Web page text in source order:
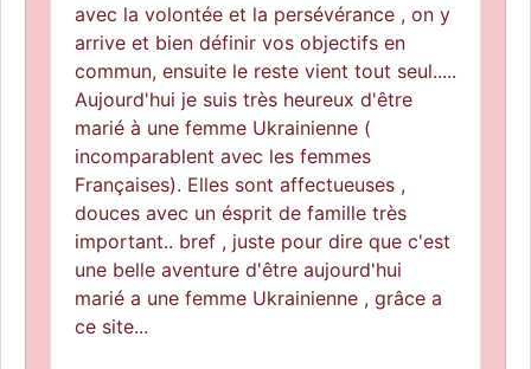
avec la volontée et la persévérance , on y
arrive et bien définir vos objectifs en
commun, ensuite le reste vient tout seul.....
Aujourd'hui je suis très heureux d'être
marié à une femme Ukrainienne (
incomparablent avec les femmes
Françaises). Elles sont affectueuses ,
douces avec un ésprit de famille très
important.. bref , juste pour dire que c'est
une belle aventure d'être aujourd'hui
marié a une femme Ukrainienne , grâce a
ce site...